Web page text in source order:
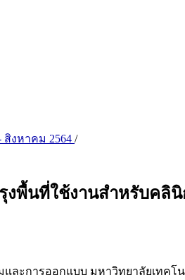
งหาคม 2564 /
งพื้นที่ใช้งานสำหรับคลิ
ละการออกแบบ มหาวิทยาลัยเทคโ